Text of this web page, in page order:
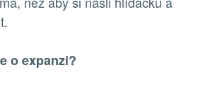
o expanzi?